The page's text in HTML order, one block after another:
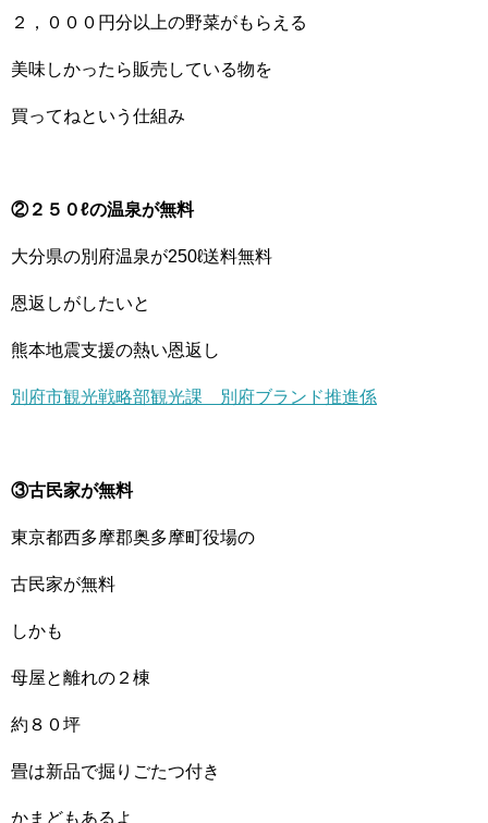
２，０００円分以上の野菜がもらえる
美味しかったら販売している物を
買ってねという仕組み
②２５０ℓの温泉が無料
大分県の別府温泉が250ℓ送料無料
恩返しがしたいと
熊本地震支援の熱い恩返し
別府市観光戦略部観光課 別府ブランド推進係
③古民家が無料
東京都西多摩郡奥多摩町役場の
古民家が無料
しかも
母屋と離れの２棟
約８０坪
畳は新品で掘りごたつ付き
かまどもあるよ